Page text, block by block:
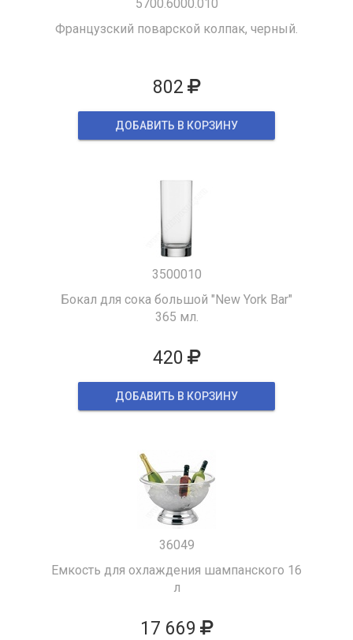
5700.6000.010
Французский поварской колпак, черный.
802
ДОБАВИТЬ В КОРЗИНУ
3500010
Бокал для сока большой "New York Bar"
365 мл.
420
ДОБАВИТЬ В КОРЗИНУ
36049
Емкость для охлаждения шампанского 16
л
17 669